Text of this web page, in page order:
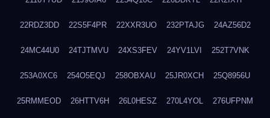
22RDZ3DD 22S5F4PR 22XXR3UO 232PTAJG 24AZ56D2
24MC44U0 24TJTMVU 24XS3FEV 24YV1LVI 252T7VNK
253A0XC6 254O5EQJ 258OBXAU 25JR0XCH 25Q8956U
25RMMEOD 26HTTV6H 26L0HESZ 270L4YOL 276UFPNM